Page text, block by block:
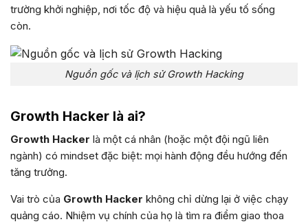
trường khởi nghiệp, nơi tốc độ và hiệu quả là yếu tố sống
còn.
Nguồn gốc và lịch sử Growth Hacking
Growth Hacker là ai?
Growth Hacker là một cá nhân (hoặc một đội ngũ liên
ngành) có mindset đặc biệt: mọi hành động đều hướng đến
tăng trưởng.
Vai trò của Growth Hacker không chỉ dừng lại ở việc chạy
quảng cáo. Nhiệm vụ chính của họ là tìm ra điểm giao thoa